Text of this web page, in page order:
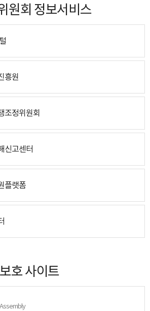
원회 정보서비스
흥원
조정위원회
신고센터
플랫폼
호 사이트